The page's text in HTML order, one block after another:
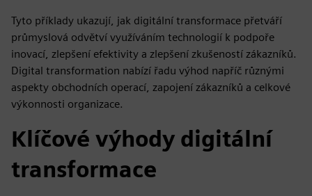
Tyto příklady ukazují, jak digitální transformace přetváří
průmyslová odvětví využíváním technologií k podpoře
inovací, zlepšení efektivity a zlepšení zkušeností zákazníků.
Digital transformation nabízí řadu výhod napříč různými
aspekty obchodních operací, zapojení zákazníků a celkové
výkonnosti organizace.
Klíčové výhody digitální
transformace